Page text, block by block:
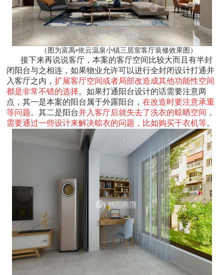
（图为富禹•依云温泉小镇三居室客厅装修效果图）
接下来再说说客厅，本案的客厅空间比较大而且有半封
闭阳台与之相连，如果物业允许可以进行全封闭设计打通并
入客厅之内，扩展客厅空间或者局部改造成其他功能性空间
都是非常不错的选择。如果打通阳台设计的话需要注意两
点，其一是本案的阳台属于外露阳台，在改造时要注意承重
等问题。其二是阳台并入客厅后就失去了洗衣的晾晒空间，
需要通过一些设计来解决晾衣的问题，比如购买干衣机等。